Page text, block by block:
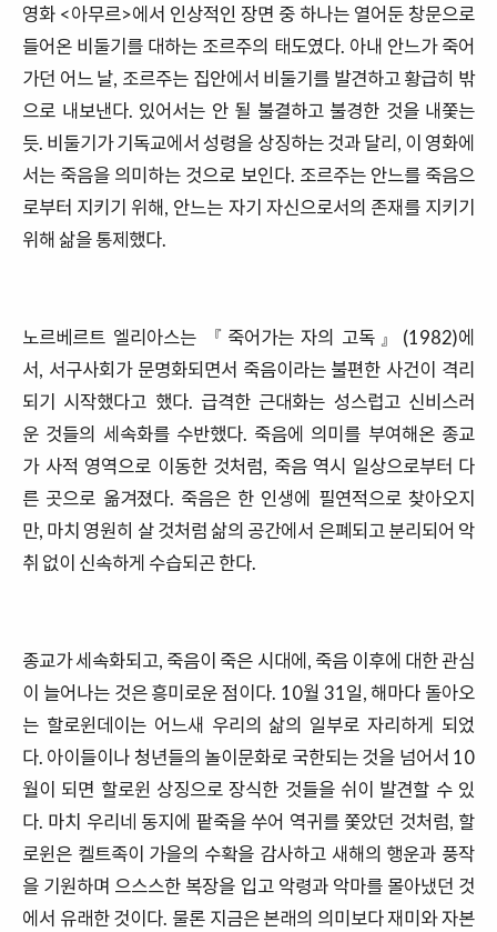
영화 <아무르>에서 인상적인 장면 중 하나는 열어둔 창문으로
들어온 비둘기를 대하는 조르주의 태도였다. 아내 안느가 죽어
가던 어느 날, 조르주는 집안에서 비둘기를 발견하고 황급히 밖
으로 내보낸다. 있어서는 안 될 불결하고 불경한 것을 내쫓는
듯. 비둘기가 기독교에서 성령을 상징하는 것과 달리, 이 영화에
서는 죽음을 의미하는 것으로 보인다. 조르주는 안느를 죽음으
로부터 지키기 위해, 안느는 자기 자신으로서의 존재를 지키기
위해 삶을 통제했다.
노르베르트 엘리아스는 『죽어가는 자의 고독』(1982)에
서, 서구사회가 문명화되면서 죽음이라는 불편한 사건이 격리
되기 시작했다고 했다. 급격한 근대화는 성스럽고 신비스러
운 것들의 세속화를 수반했다. 죽음에 의미를 부여해온 종교
가 사적 영역으로 이동한 것처럼, 죽음 역시 일상으로부터 다
른 곳으로 옮겨졌다. 죽음은 한 인생에 필연적으로 찾아오지
만, 마치 영원히 살 것처럼 삶의 공간에서 은폐되고 분리되어 악
취 없이 신속하게 수습되곤 한다.
종교가 세속화되고, 죽음이 죽은 시대에, 죽음 이후에 대한 관심
이 늘어나는 것은 흥미로운 점이다. 10월 31일, 해마다 돌아오
는 할로윈데이는 어느새 우리의 삶의 일부로 자리하게 되었
다. 아이들이나 청년들의 놀이문화로 국한되는 것을 넘어서 10
월이 되면 할로윈 상징으로 장식한 것들을 쉬이 발견할 수 있
다. 마치 우리네 동지에 팥죽을 쑤어 역귀를 쫓았던 것처럼, 할
로윈은 켈트족이 가을의 수확을 감사하고 새해의 행운과 풍작
을 기원하며 으스스한 복장을 입고 악령과 악마를 몰아냈던 것
에서 유래한 것이다. 물론 지금은 본래의 의미보다 재미와 자본